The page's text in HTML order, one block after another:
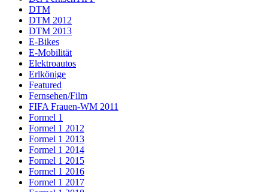
DTM
DTM 2012
DTM 2013
E-Bikes
E-Mobilität
Elektroautos
Erlkönige
Featured
Fernsehen/Film
FIFA Frauen-WM 2011
Formel 1
Formel 1 2012
Formel 1 2013
Formel 1 2014
Formel 1 2015
Formel 1 2016
Formel 1 2017